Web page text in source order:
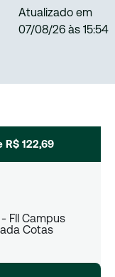
Atualizado em
07/08/26 às 15:54
R$ 122,69
FII Campus
Cotas